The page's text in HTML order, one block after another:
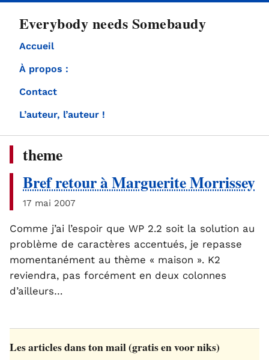
Everybody needs Somebaudy
Accueil
À propos :
Contact
L’auteur, l’auteur !
theme
Bref retour à Marguerite Morrissey
17 mai 2007
Comme j’ai l’espoir que WP 2.2 soit la solution au
problème de caractères accentués, je repasse
momentanément au thème « maison ». K2
reviendra, pas forcément en deux colonnes
d’ailleurs…
Les articles dans ton mail (gratis en voor niks)